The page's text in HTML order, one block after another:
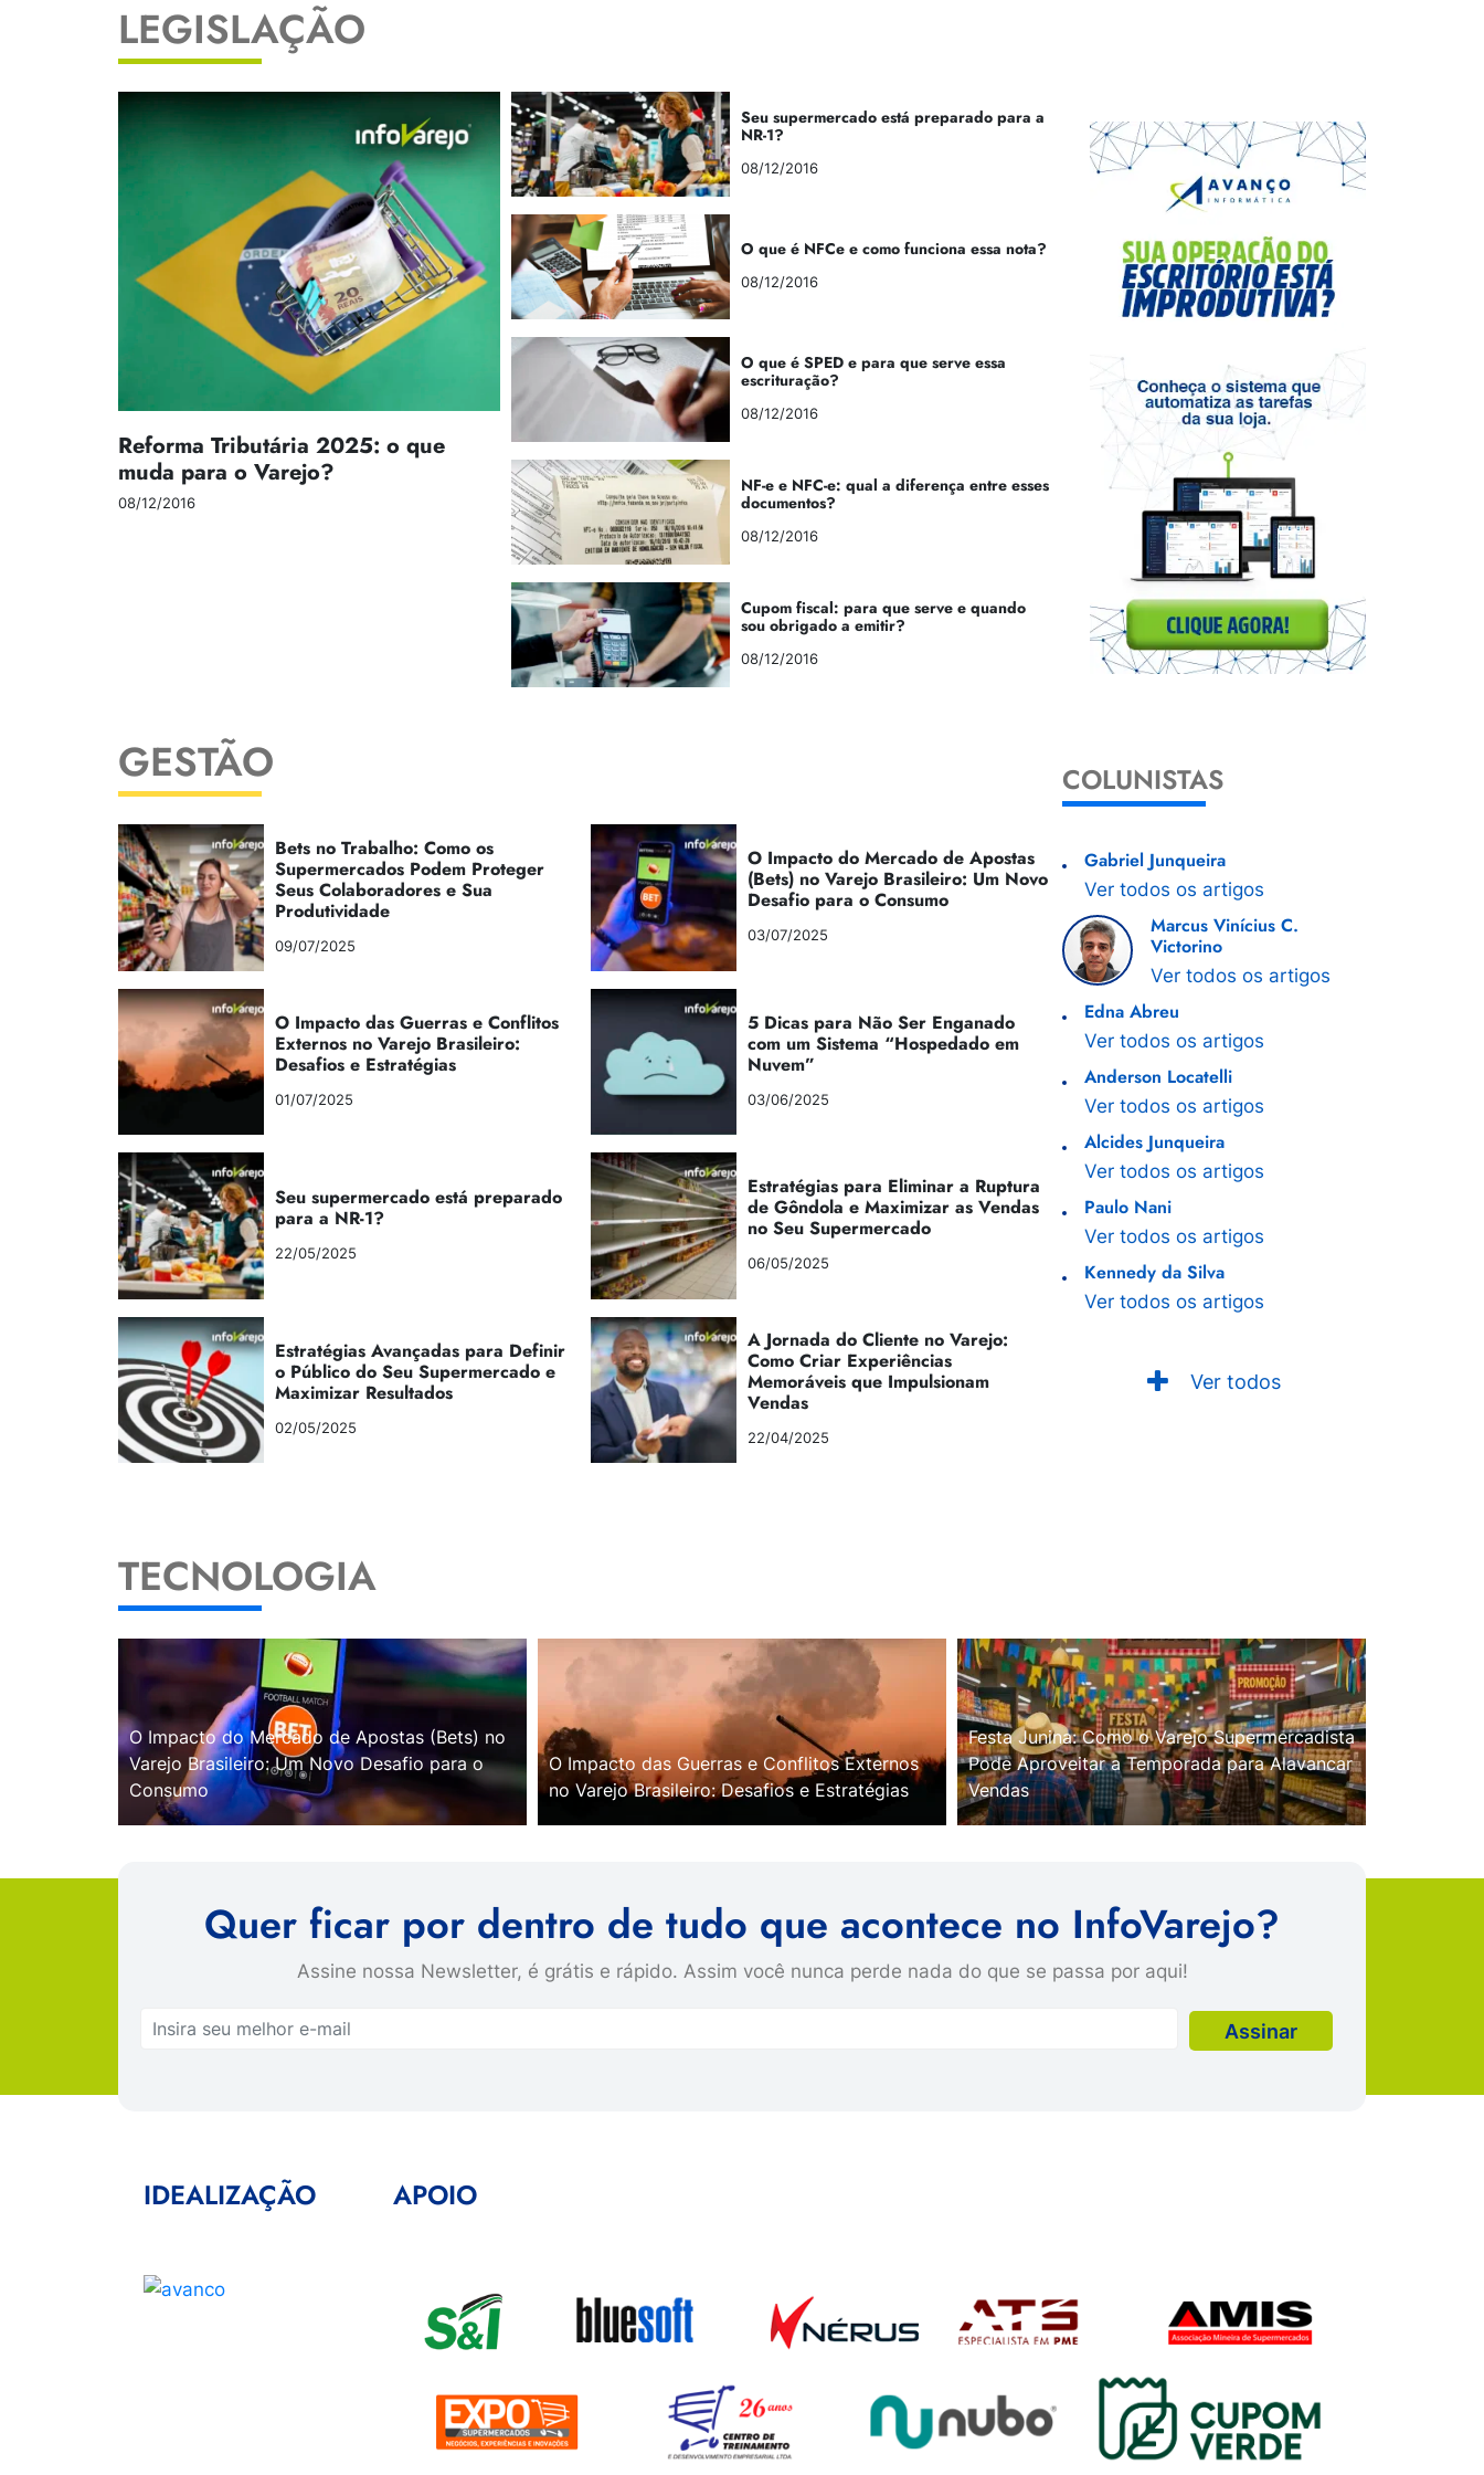
LEGISLAÇÃO
Reforma Tributária 2025: o que
muda para o Varejo?
08/12/2016
Seu supermercado está preparado para a
NR-1?
08/12/2016
O que é NFCe e como funciona essa nota?
08/12/2016
O que é SPED e para que serve essa
escrituração?
08/12/2016
NF-e e NFC-e: qual a diferença entre esses
documentos?
08/12/2016
Cupom fiscal: para que serve e quando
sou obrigado a emitir?
08/12/2016
GESTÃO
Bets no Trabalho: Como os
Supermercados Podem Proteger
Seus Colaboradores e Sua
Produtividade
09/07/2025
O Impacto do Mercado de Apostas
(Bets) no Varejo Brasileiro: Um Novo
Desafio para o Consumo
03/07/2025
O Impacto das Guerras e Conflitos
Externos no Varejo Brasileiro:
Desafios e Estratégias
01/07/2025
5 Dicas para Não Ser Enganado
com um Sistema “Hospedado em
Nuvem”
03/06/2025
Seu supermercado está preparado
para a NR-1?
22/05/2025
Estratégias para Eliminar a Ruptura
de Gôndola e Maximizar as Vendas
no Seu Supermercado
06/05/2025
Estratégias Avançadas para Definir
o Público do Seu Supermercado e
Maximizar Resultados
02/05/2025
A Jornada do Cliente no Varejo:
Como Criar Experiências
Memoráveis que Impulsionam
Vendas
22/04/2025
COLUNISTAS
Gabriel Junqueira
Ver todos os artigos
Marcus Vinícius C.
Victorino
Ver todos os artigos
Edna Abreu
Ver todos os artigos
Anderson Locatelli
Ver todos os artigos
Alcides Junqueira
Ver todos os artigos
Paulo Nani
Ver todos os artigos
Kennedy da Silva
Ver todos os artigos
Ver todos
TECNOLOGIA
O Impacto do Mercado de Apostas (Bets) no
Varejo Brasileiro: Um Novo Desafio para o
Consumo
O Impacto das Guerras e Conflitos Externos
no Varejo Brasileiro: Desafios e Estratégias
Festa Junina: Como o Varejo Supermercadista
Pode Aproveitar a Temporada para Alavancar
Vendas
Quer ficar por dentro de tudo que acontece no InfoVarejo?
Assine nossa Newsletter, é grátis e rápido. Assim você nunca perde nada do que se passa por aqui!
IDEALIZAÇÃO APOIO